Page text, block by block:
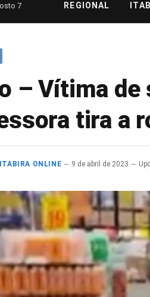
7 REGIONAL
– Vítima
tira a
ONLINE 9 de abril de 2023